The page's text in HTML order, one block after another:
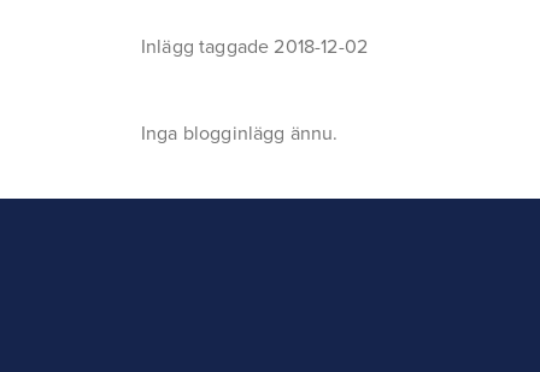
Inlägg taggade 2018-12-02
Inga blogginlägg ännu.